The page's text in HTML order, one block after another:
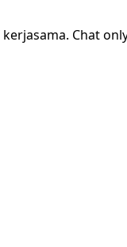
Chat